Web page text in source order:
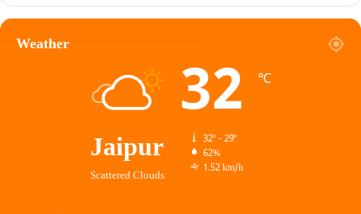
Weather
Jaipur
Scattered Clouds
32 ℃
32º - 29º
62%
1.52 km/h